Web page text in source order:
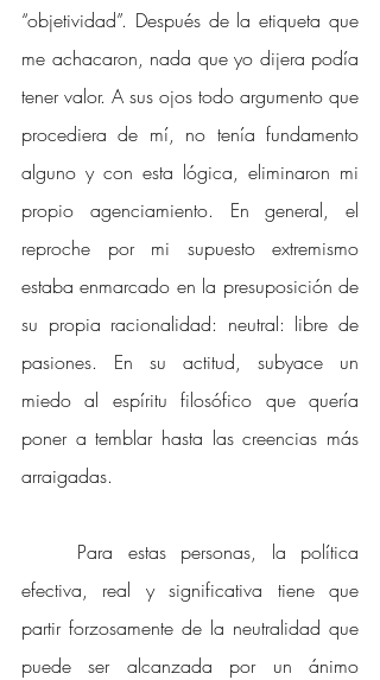
“objetividad”. Después de la etiqueta que
me achacaron, nada que yo dijera podía
tener valor. A sus ojos todo argumento que
procediera de mí, no tenía fundamento
alguno y con esta lógica, eliminaron mi
propio agenciamiento. En general, el
reproche por mi supuesto extremismo
estaba enmarcado en la presuposición de
su propia racionalidad: neutral: libre de
pasiones. En su actitud, subyace un
miedo al espíritu filosófico que quería
poner a temblar hasta las creencias más
arraigadas.
Para estas personas, la política
efectiva, real y significativa tiene que
partir forzosamente de la neutralidad que
puede ser alcanzada por un ánimo